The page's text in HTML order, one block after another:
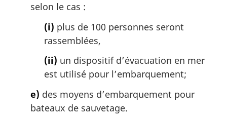
selon le cas :
(i) plus de 100 personnes seront
rassemblées,
(ii) un dispositif d’évacuation en mer
est utilisé pour l’embarquement;
e) des moyens d’embarquement pour
bateaux de sauvetage.